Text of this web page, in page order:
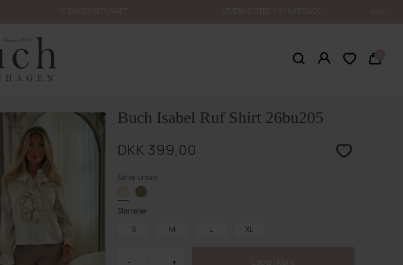
Buch Isabel Ruf Shirt 26bu205
DKK 399,00
Farve cream
Størrelse
S
M L XL
- +